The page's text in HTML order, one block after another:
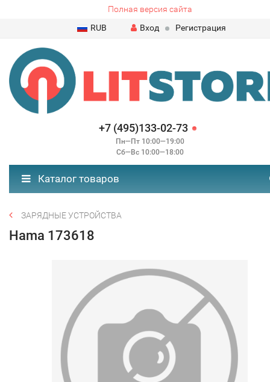
Полная версия сайта
RUB
Вход Регистрация
+7 (495)133-02-73
Пн—Пт 10:00—19:00
Сб—Вс 10:00—18:00
Каталог товаров
ЗАРЯДНЫЕ УСТРОЙСТВА
Hama 173618